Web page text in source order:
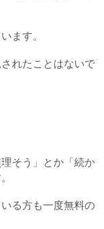
ます。
れたことはないで
そう」とか「続か
る方も一度無料の